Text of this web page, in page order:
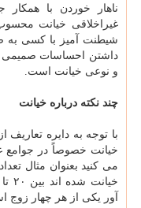
ناهار خوردن با
غیراخلاقی خیانت
شیطنت آمیز با كسی به
داشتن احساسات صمیمی
و نوعی خیانت است.
چند نكته درباره خیانت
با توجه به دایره
خیانت خصوصاً در جوامع
می كنید بعنوان مثال
آور یكی از هر چهار زوج